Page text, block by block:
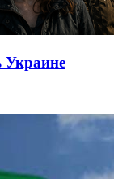
Украине